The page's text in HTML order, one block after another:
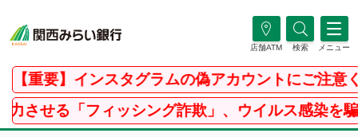
店舗ATM 検索 メニュー
【重要】インスタグラムの偽アカウントにご注意く
せる「フィッシング詐欺」、ウイルス感染を騙